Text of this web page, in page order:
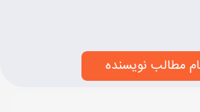
مطالب نویسنده